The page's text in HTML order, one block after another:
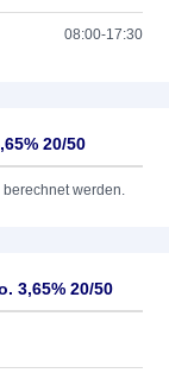
08:00-17:30
20/50
werden.
3,65% 20/50